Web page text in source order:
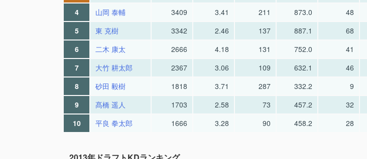
4
山岡 泰輔 3409 3.41 211 873.0 48
5
東 克樹 3342 2.46 137 887.1 68
6
二木 康太 2666 4.18 131 752.0 41
7
大竹 耕太郎 2367 3.06 109 632.1 46
8
砂田 毅樹 1818 3.71 287 332.2 9
9
髙橋 遥人 1703 2.58 73 457.2 32
10
平良 拳太郎 1666 3.28 90 458.2 28